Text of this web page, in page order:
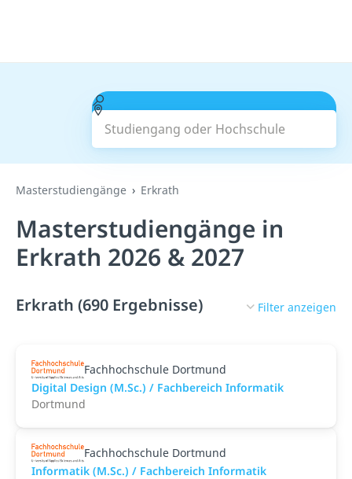
Studiengang oder Hochschule
Suchen
Masterstudiengänge Erkrath
Masterstudiengänge in
Erkrath 2026 & 2027
Erkrath (690 Ergebnisse) Filter anzeigen
Fachhochschule Dortmund
Digital Design (M.Sc.) / Fachbereich Informatik
Dortmund
Fachhochschule Dortmund
Informatik (M.Sc.) / Fachbereich Informatik